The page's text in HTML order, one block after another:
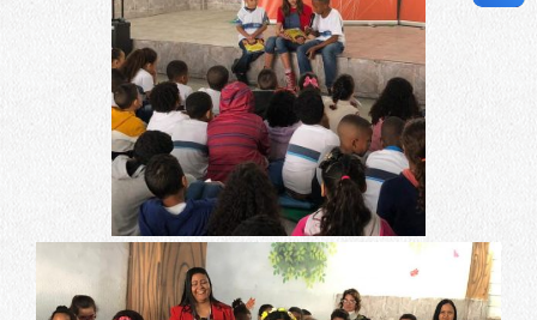
fim deste mês, no Riocentro. Mas
antecipadamente, a Rede Municipal de
ensino está recebendo escritoras
renomadas. De forma inédita, cinco
escritoras já confirmadas para o evento
estão visitando as escolas da Prefeitura do
Rio para falar sobre a importância da
leitura, divulgar suas histórias e motivar
estudantes e professores a participarem do